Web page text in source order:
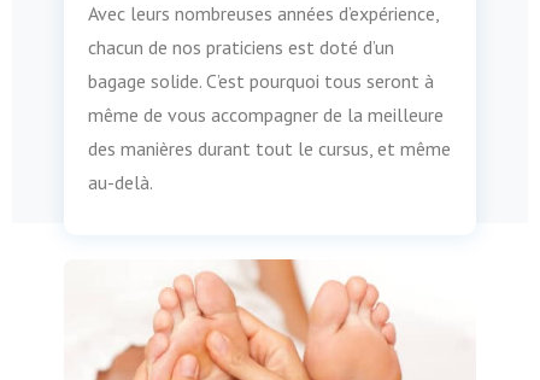
Avec leurs nombreuses années d’expérience,
chacun de nos praticiens est doté d’un
bagage solide. C’est pourquoi tous seront à
même de vous accompagner de la meilleure
des manières durant tout le cursus, et même
au-delà.